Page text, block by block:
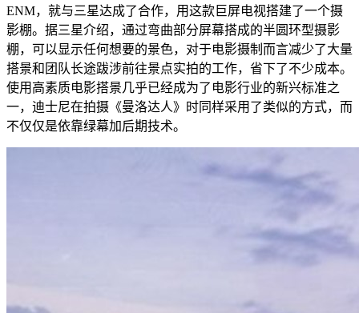
ENM，就与三星达成了合作，用这款巨屏电视搭建了一个摄
影棚。据三星介绍，通过弯曲部分屏幕搭成的半圆环型摄影
棚，可以显示任何想要的景色，对于电影摄制而言减少了大量
搭景和团队长途跋涉前往景点实拍的工作，省下了不少成本。
使用高素质电影搭景几乎已经成为了电影行业的新兴标准之
一，迪士尼在拍摄《曼洛达人》时同样采用了类似的方式，而
不仅仅是依靠绿幕加后期技术。